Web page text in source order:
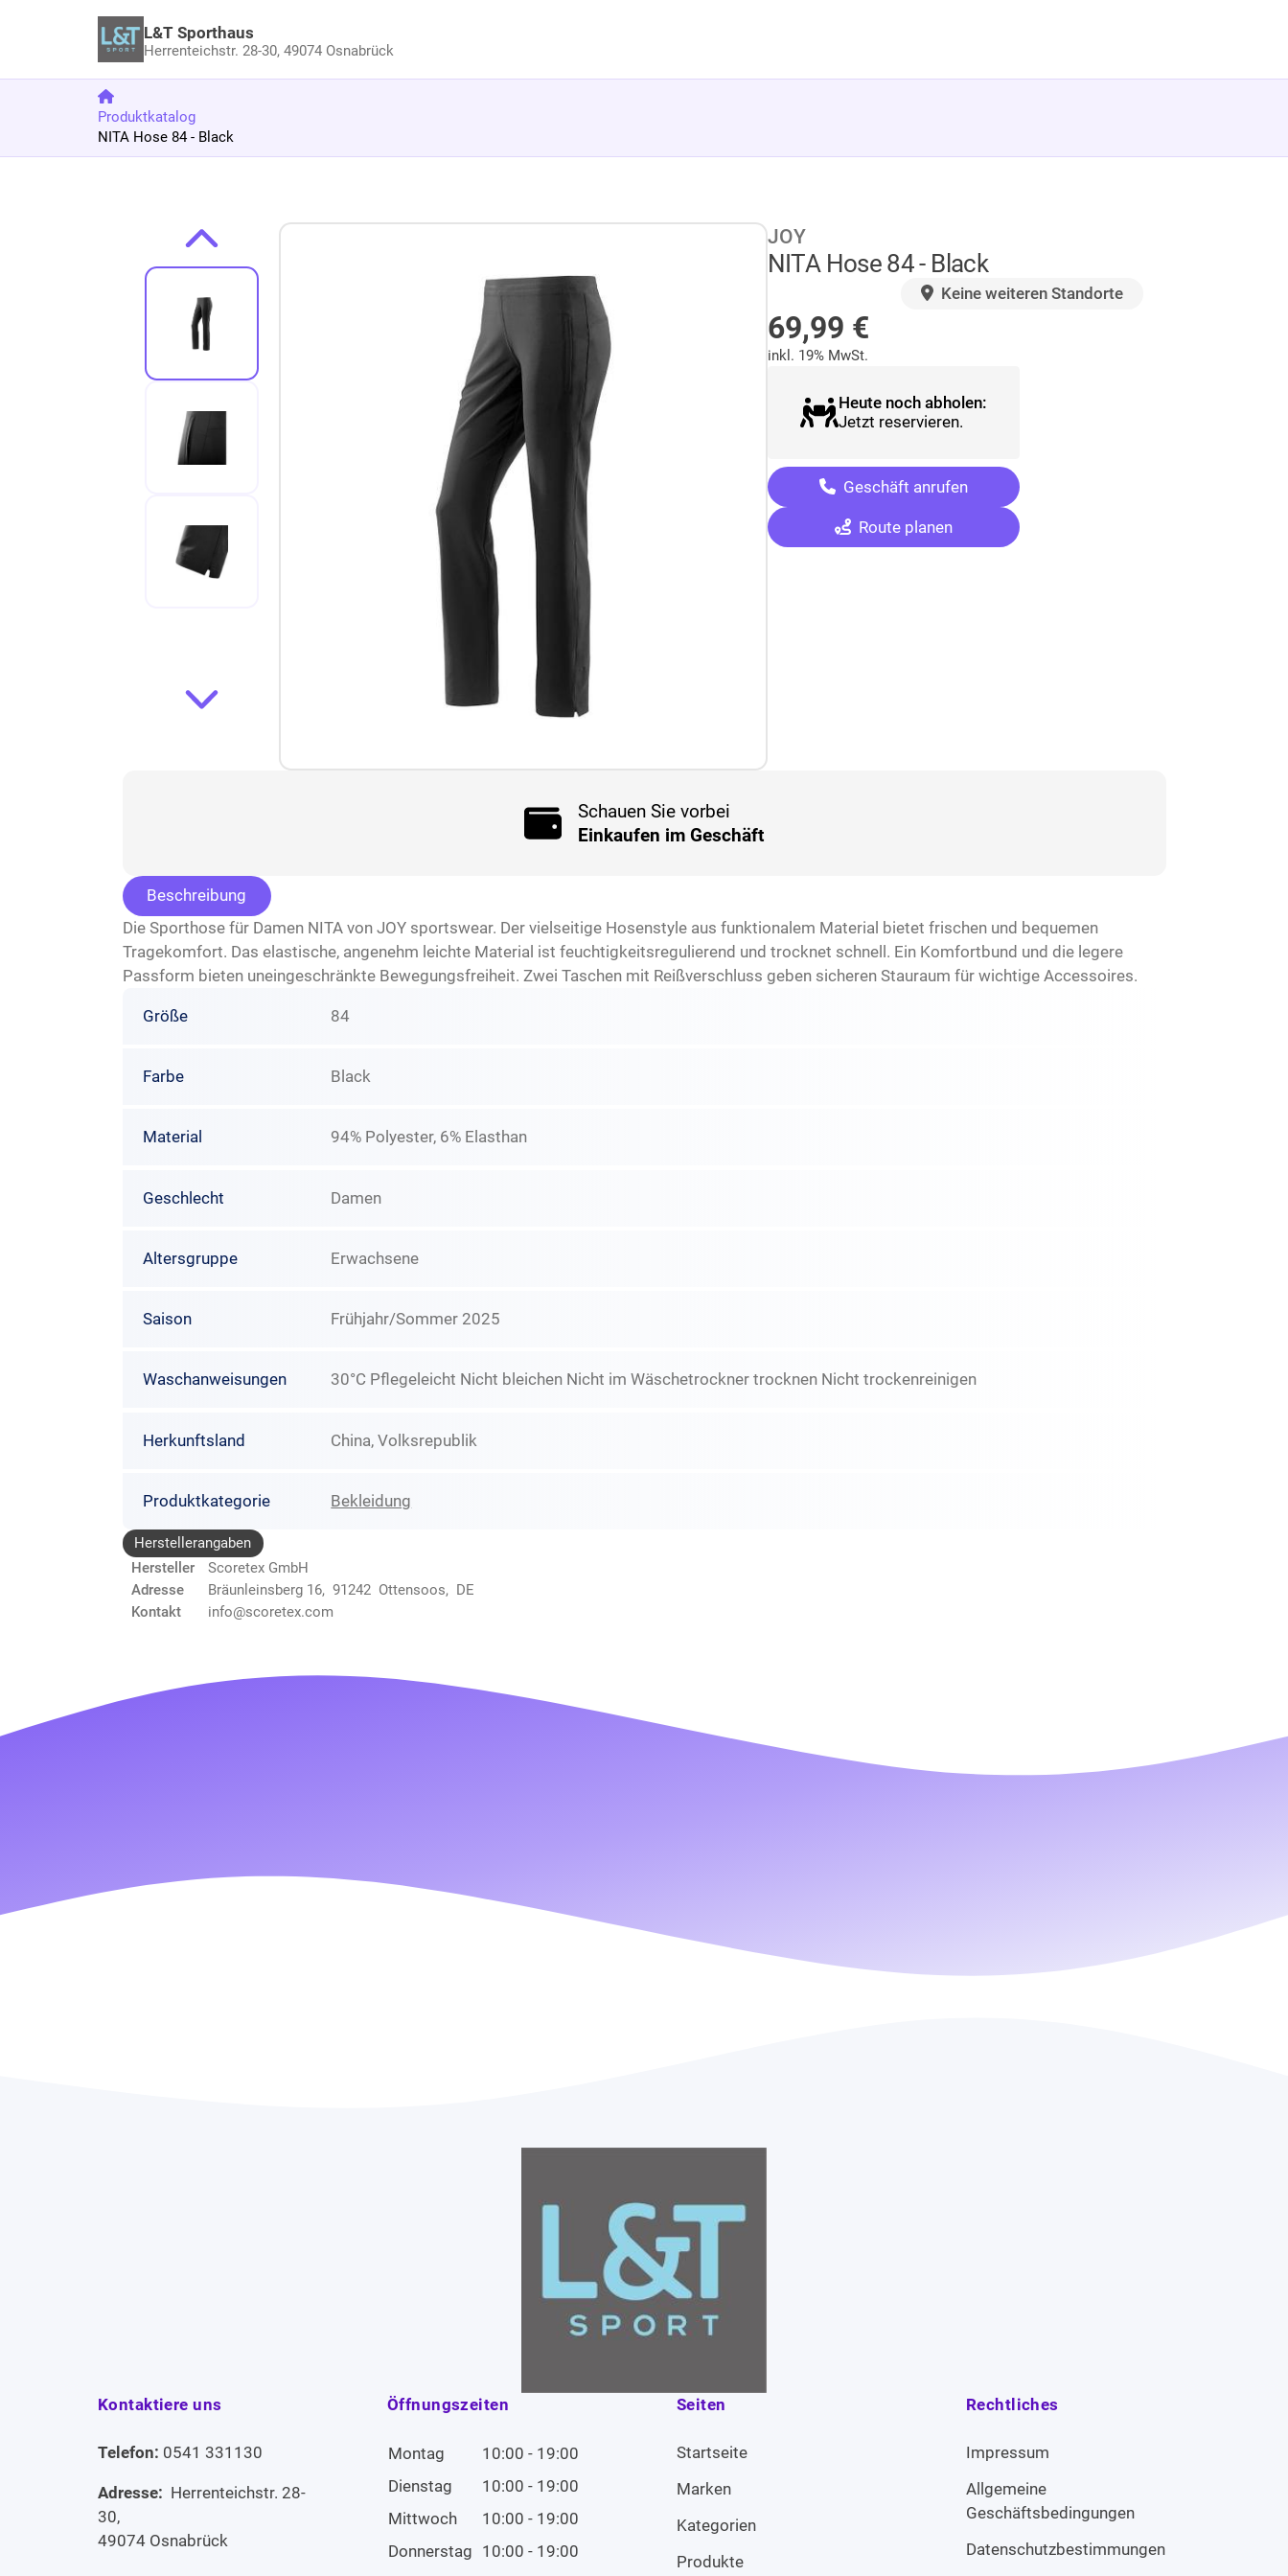
L&T Sporthaus
Herrenteichstr. 28-30,49074 Osnabrück
Produktkatalog
NITA Hose 84 - Black
Zur Produktbeschreibung springen JOY
NITA Hose 84 - Black
Keine weiteren Standorte
69,99 €
inkl. 19% MwSt.
Heute noch abholen:
Jetzt reservieren.
Geschäft anrufen
Route planen
Schauen Sie vorbei
Einkaufen im Geschäft
Beschreibung
Die Sporthose für Damen NITA von JOY sportswear. Der vielseitige Hosenstyle aus funktionalem Material bietet frischen und bequemen
Tragekomfort. Das elastische, angenehm leichte Material ist feuchtigkeitsregulierend und trocknet schnell. Ein Komfortbund und die legere
Passform bieten uneingeschränkte Bewegungsfreiheit. Zwei Taschen mit Reißverschluss geben sicheren Stauraum für wichtige Accessoires.
Größe 84
Farbe Black
Material 94% Polyester, 6% Elasthan
Geschlecht Damen
Altersgruppe Erwachsene
Saison Frühjahr/Sommer 2025
Waschanweisungen 30°C Pflegeleicht Nicht bleichen Nicht im Wäschetrockner trocknen Nicht trockenreinigen
Herkunftsland China, Volksrepublik
Produktkategorie Bekleidung
Herstellerangaben
Hersteller
Scoretex GmbH
Adresse
Bräunleinsberg 16, 91242 Ottensoos, DE
Kontakt
info@scoretex.com
Kontaktiere uns
Telefon: 0541 331130
Adresse: Herrenteichstr. 28-
30,
49074 Osnabrück
Öffnungszeiten
Montag
10:00 - 19:00
Dienstag
10:00 - 19:00
Mittwoch
10:00 - 19:00
Donnerstag 10:00 - 19:00
Seiten
Startseite
Marken
Kategorien
Produkte
Rechtliches
Impressum
Allgemeine
Geschäftsbedingungen
Datenschutzbestimmungen